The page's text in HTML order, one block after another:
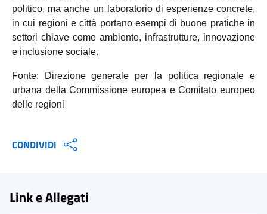
politico, ma anche un laboratorio di esperienze concrete,
in cui regioni e città portano esempi di buone pratiche in
settori chiave come ambiente, infrastrutture, innovazione
e inclusione sociale.
Fonte:
Direzione generale per la politica regionale e
urbana della Commissione europea e Comitato europeo
delle regioni
CONDIVIDI
Link e Allegati